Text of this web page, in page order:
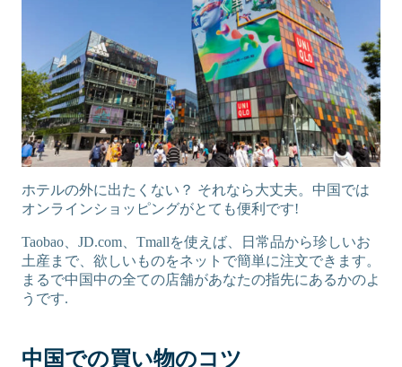
ホテルの外に出たくない？ それなら大丈夫。中国では
オンラインショッピングがとても便利です!
Taobao、JD.com、Tmallを使えば、日常品から珍しいお
土産まで、欲しいものをネットで簡単に注文できます。
まるで中国中の全ての店舗があなたの指先にあるかのよ
うです.
中国での買い物のコツ